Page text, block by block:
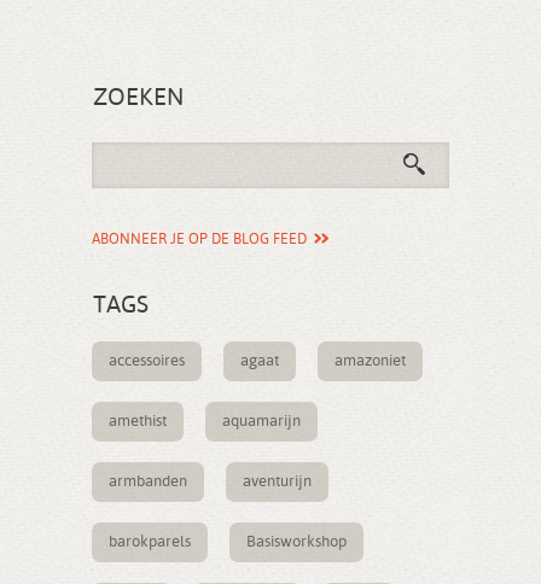
ZOEKEN
ABONNEER JE OP DE BLOG FEED
TAGS
accessoires agaat amazoniet
amethist aquamarijn
armbanden aventurijn
barokparels Basisworkshop